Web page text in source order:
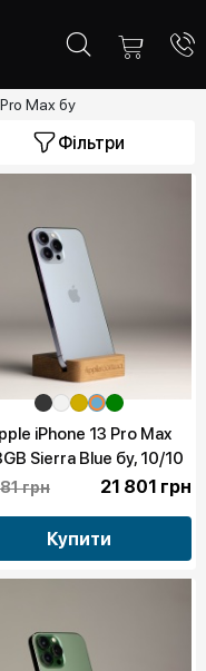
Max бу
Фільтри
iPhone 13 Pro Max
Sierra Blue бу, 10/10
грн 21 801 грн
Купити